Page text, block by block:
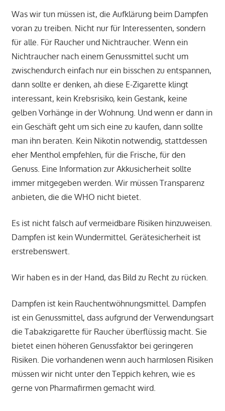
Was wir tun müssen ist, die Aufklärung beim Dampfen
voran zu treiben. Nicht nur für Interessenten, sondern
für alle. Für Raucher und Nichtraucher. Wenn ein
Nichtraucher nach einem Genussmittel sucht um
zwischendurch einfach nur ein bisschen zu entspannen,
dann sollte er denken, ah diese E-Zigarette klingt
interessant, kein Krebsrisiko, kein Gestank, keine
gelben Vorhänge in der Wohnung. Und wenn er dann in
ein Geschäft geht um sich eine zu kaufen, dann sollte
man ihn beraten. Kein Nikotin notwendig, stattdessen
eher Menthol empfehlen, für die Frische, für den
Genuss. Eine Information zur Akkusicherheit sollte
immer mitgegeben werden. Wir müssen Transparenz
anbieten, die die WHO nicht bietet.
Es ist nicht falsch auf vermeidbare Risiken hinzuweisen.
Dampfen ist kein Wundermittel. Gerätesicherheit ist
erstrebenswert.
Wir haben es in der Hand, das Bild zu Recht zu rücken.
Dampfen ist kein Rauchentwöhnungsmittel. Dampfen
ist ein Genussmittel, dass aufgrund der Verwendungsart
die Tabakzigarette für Raucher überflüssig macht. Sie
bietet einen höheren Genussfaktor bei geringeren
Risiken. Die vorhandenen wenn auch harmlosen Risiken
müssen wir nicht unter den Teppich kehren, wie es
gerne von Pharmafirmen gemacht wird.